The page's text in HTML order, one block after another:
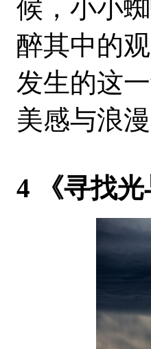
候，小小
醉其中的
发生的这
美感与浪
4 《寻找